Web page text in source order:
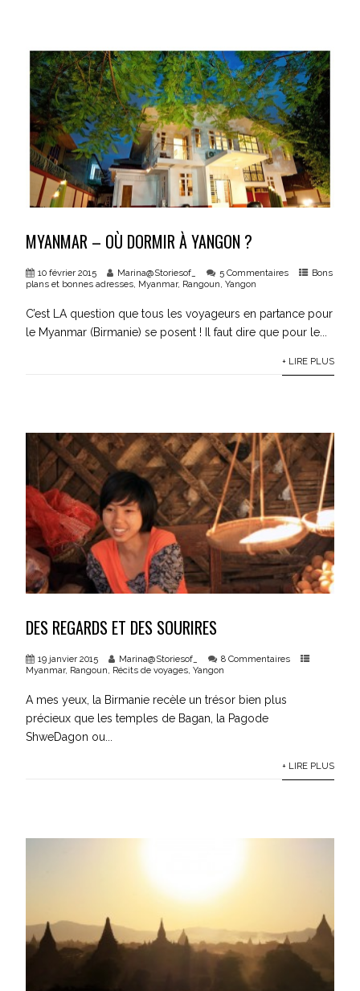
MYANMAR – OÙ DORMIR À YANGON ?
10 février 2015 Marina@Storiesof_ 5 Commentaires
Bons
plans et bonnes adresses Myanmar, Rangoun ,Yangon
C’est LA question que tous les voyageurs en partance pour
le Myanmar (Birmanie) se posent ! Il faut dire que pour le...
+ LIRE PLUS
DES REGARDS ET DES SOURIRES
19 janvier 2015 Marina@Storiesof_
8 Commentaires
Myanmar, Rangoun, Récits de voyages,Yangon
A mes yeux, la Birmanie recèle un trésor bien plus
précieux que les temples de Bagan, la Pagode
ShweDagon ou...
+ LIRE PLUS